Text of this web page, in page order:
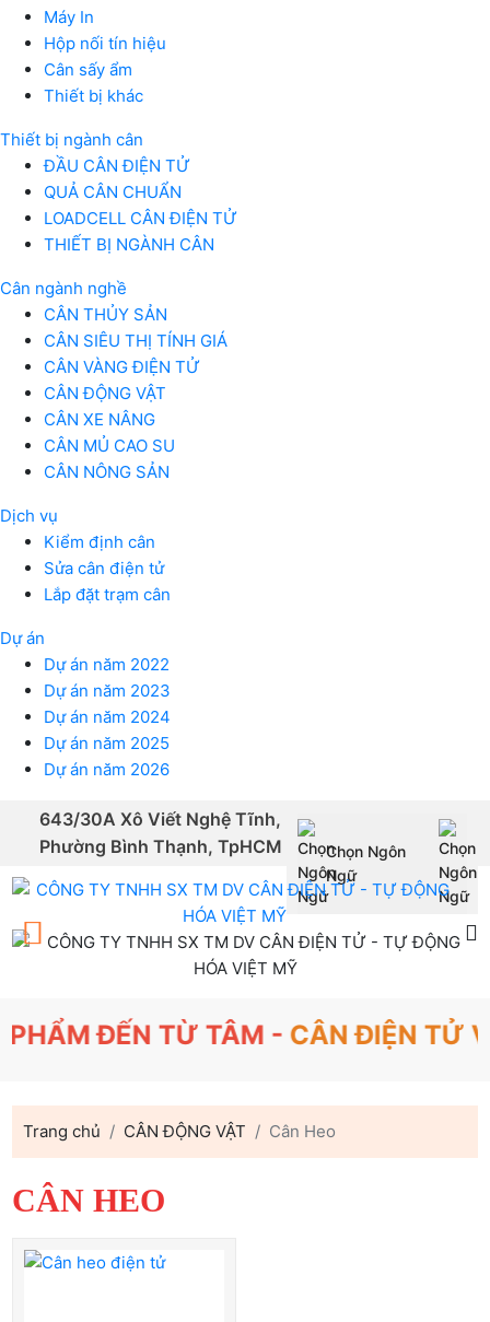
Máy In
Hộp nối tín hiệu
Cân sấy ẩm
Thiết bị khác
Thiết bị ngành cân
ĐẦU CÂN ĐIỆN TỬ
QUẢ CÂN CHUẨN
LOADCELL CÂN ĐIỆN TỬ
THIẾT BỊ NGÀNH CÂN
Cân ngành nghề
CÂN THỦY SẢN
CÂN SIÊU THỊ TÍNH GIÁ
CÂN VÀNG ĐIỆN TỬ
CÂN ĐỘNG VẬT
CÂN XE NÂNG
CÂN MỦ CAO SU
CÂN NÔNG SẢN
Dịch vụ
Kiểm định cân
Sửa cân điện tử
Lắp đặt trạm cân
Dự án
Dự án năm 2022
Dự án năm 2023
Dự án năm 2024
Dự án năm 2025
Dự án năm 2026
643/30A Xô Viết Nghệ Tĩnh,
Phường Bình Thạnh, TpHCM
Chọn Ngôn
Ngữ
Powered by
Translate
ĐẾN TỪ TÂM -CÂN ĐIỆN TỬ
Trang chủ CÂN ĐỘNG VẬT Cân Heo
CÂN HEO